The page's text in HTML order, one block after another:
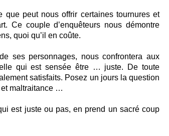
que peut nous offrir certaines tournures et
Ce couple d’enquêteurs nous démontre
quoi qu’il en coûte.
ses personnages, nous confrontera aux
qui est sensée être … juste. De toute
satisfaits. Posez un jours la question
maltraitance …
est juste ou pas, en prend un sacré coup